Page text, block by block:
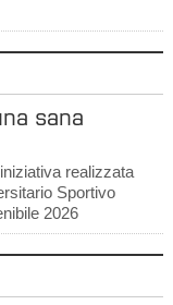
sana
realizzata
Sportivo
2026